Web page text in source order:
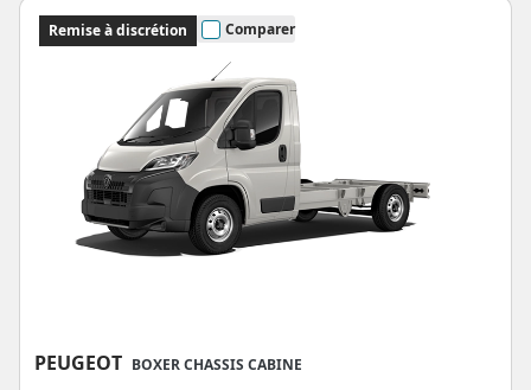
Remise à discrétion Comparer
PEUGEOT BOXER CHASSIS CABINE